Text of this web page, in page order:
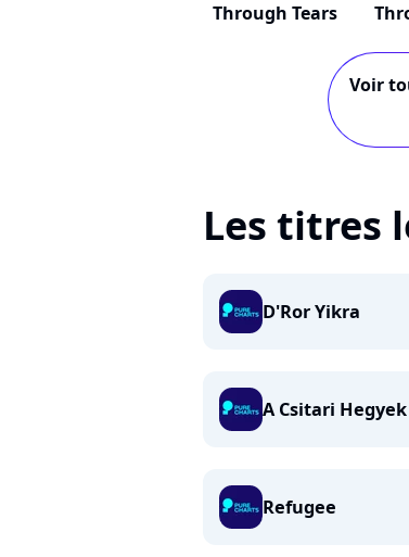
Through Tears
Voir
Les titres
D'Ror Yikra
A Csitari
Refugee